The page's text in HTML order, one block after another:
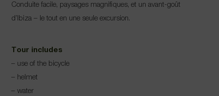
Conduite facile, paysages magnifiques, et un avant-goût
d’Ibiza – le tout en une seule excursion.
Tour includes
– use of the bicycle
– helmet
– water